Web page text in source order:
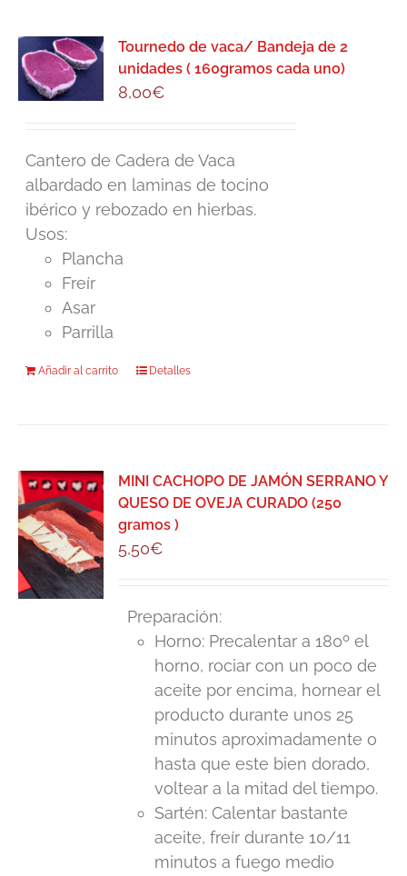
Tournedo de vaca/ Bandeja de 2
unidades ( 160gramos cada uno)
8,00€
Cantero de Cadera de Vaca
albardado en laminas de tocino
ibérico y rebozado en hierbas.
Usos:
Plancha
Freír
Asar
Parrilla
Añadir al carrito Detalles
MINI CACHOPO DE JAMÓN SERRANO Y
QUESO DE OVEJA CURADO (250
gramos )
5,50€
Preparación:
Horno: Precalentar a 180º el
horno, rociar con un poco de
aceite por encima, hornear el
producto durante unos 25
minutos aproximadamente o
hasta que este bien dorado,
voltear a la mitad del tiempo.
Sartén: Calentar bastante
aceite, freír durante 10/11
minutos a fuego medio